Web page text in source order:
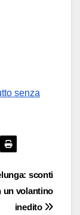
senza
sconti
un volantino
inedito